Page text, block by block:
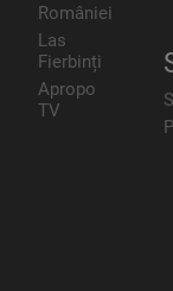
României
Las
Fierbinți
Apropo
TV